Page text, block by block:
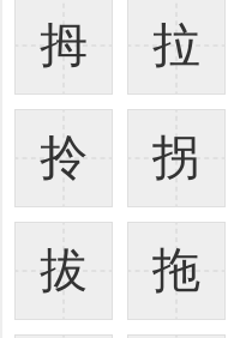
拇 拉
拎 拐
拔 拖